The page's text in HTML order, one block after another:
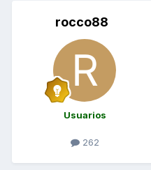
rocco88
Usuarios
262